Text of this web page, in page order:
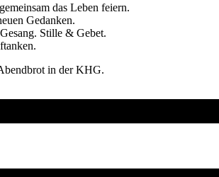
das Leben feiern.
Gedanken.
Stille & Gebet.
in der KHG.